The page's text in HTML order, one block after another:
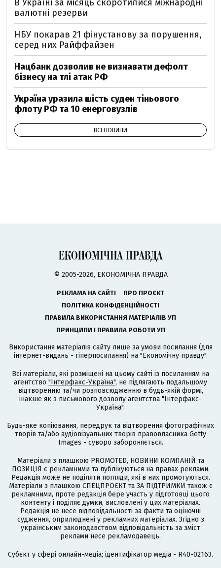
В Україні за місяць скоротилися міжнародні
валютні резерви
НБУ покарав 21 фінустанову за порушення,
серед них Райффайзен
Нацбанк дозволив не визнавати дефолт
бізнесу на тлі атак РФ
Україна уразила шість суден тіньового
флоту РФ та 10 енерговузлів
ВСІ НОВИНИ
© 2005-2026, ЕКОНОМІЧНА ПРАВДА
РЕКЛАМА НА САЙТІ
ПРО ПРОЄКТ
ПОЛІТИКА КОНФІДЕНЦІЙНОСТІ
ПРАВИЛА ВИКОРИСТАННЯ МАТЕРІАЛІВ УП
ПРИНЦИПИ І ПРАВИЛА РОБОТИ УП
Використання матеріалів сайту лише за умови посилання (для
інтернет-видань - гіперпосилання) на "Економічну правду".
Всі матеріали, які розміщені на цьому сайті із посиланням на
агентство "Інтерфакс-Україна", не підлягають подальшому
відтворенню та/чи розповсюдженню в будь-якій формі,
інакше як з письмового дозволу агентства "Інтерфакс-
Україна".
Будь-яке копіювання, передрук та відтворення фотографічних
творів та/або аудіовізуальних творів правовласника Getty
Images - суворо забороняється.
Матеріали з плашкою PROMOTED, НОВИНИ КОМПАНІЙ та
ПОЗИЦІЯ є рекламними та публікуються на правах реклами.
Редакція може не поділяти погляди, які в них промотуються.
Матеріали з плашкою СПЕЦПРОЄКТ та ЗА ПІДТРИМКИ також є
рекламними, проте редакція бере участь у підготовці цього
контенту і поділяє думки, висловлені у цих матеріалах.
Редакція не несе відповідальності за факти та оціночні
судження, оприлюднені у рекламних матеріалах. Згідно з
українським законодавством відповідальність за зміст
реклами несе рекламодавець.
Cубєкт у сфері онлайн-медіа; ідентифікатор медіа - R40-02163.